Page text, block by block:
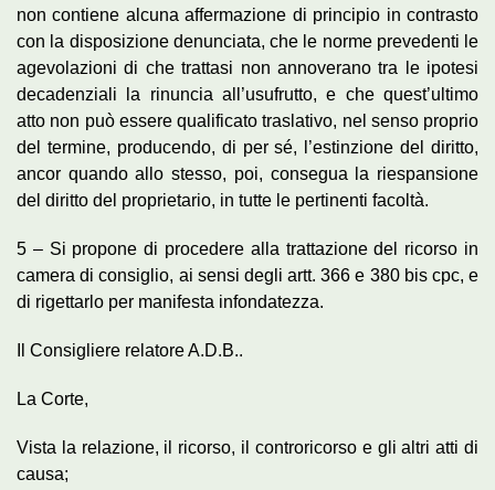
non contiene alcuna affermazione di principio in contrasto
con la disposizione denunciata, che le norme prevedenti le
agevolazioni di che trattasi non annoverano tra le ipotesi
decadenziali la rinuncia all’usufrutto, e che quest’ultimo
atto non può essere qualificato traslativo, nel senso proprio
del termine, producendo, di per sé, l’estinzione del diritto,
ancor quando allo stesso, poi, consegua la riespansione
del diritto del proprietario, in tutte le pertinenti facoltà.
5 – Si propone di procedere alla trattazione del ricorso in
camera di consiglio, ai sensi degli artt. 366 e 380 bis cpc, e
di rigettarlo per manifesta infondatezza.
Il Consigliere relatore A.D.B..
La Corte,
Vista la relazione, il ricorso, il controricorso e gli altri atti di
causa;